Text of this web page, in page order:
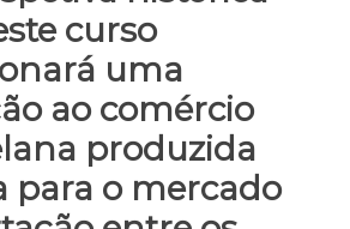
curso
uma
ao comércio
produzida
para o mercado